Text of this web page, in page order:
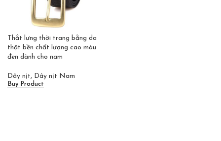
Thắt lưng thời trang bằng da
thật bền chất lượng cao màu
đen dành cho nam
Dây nịt, Dây nịt Nam
Buy Product